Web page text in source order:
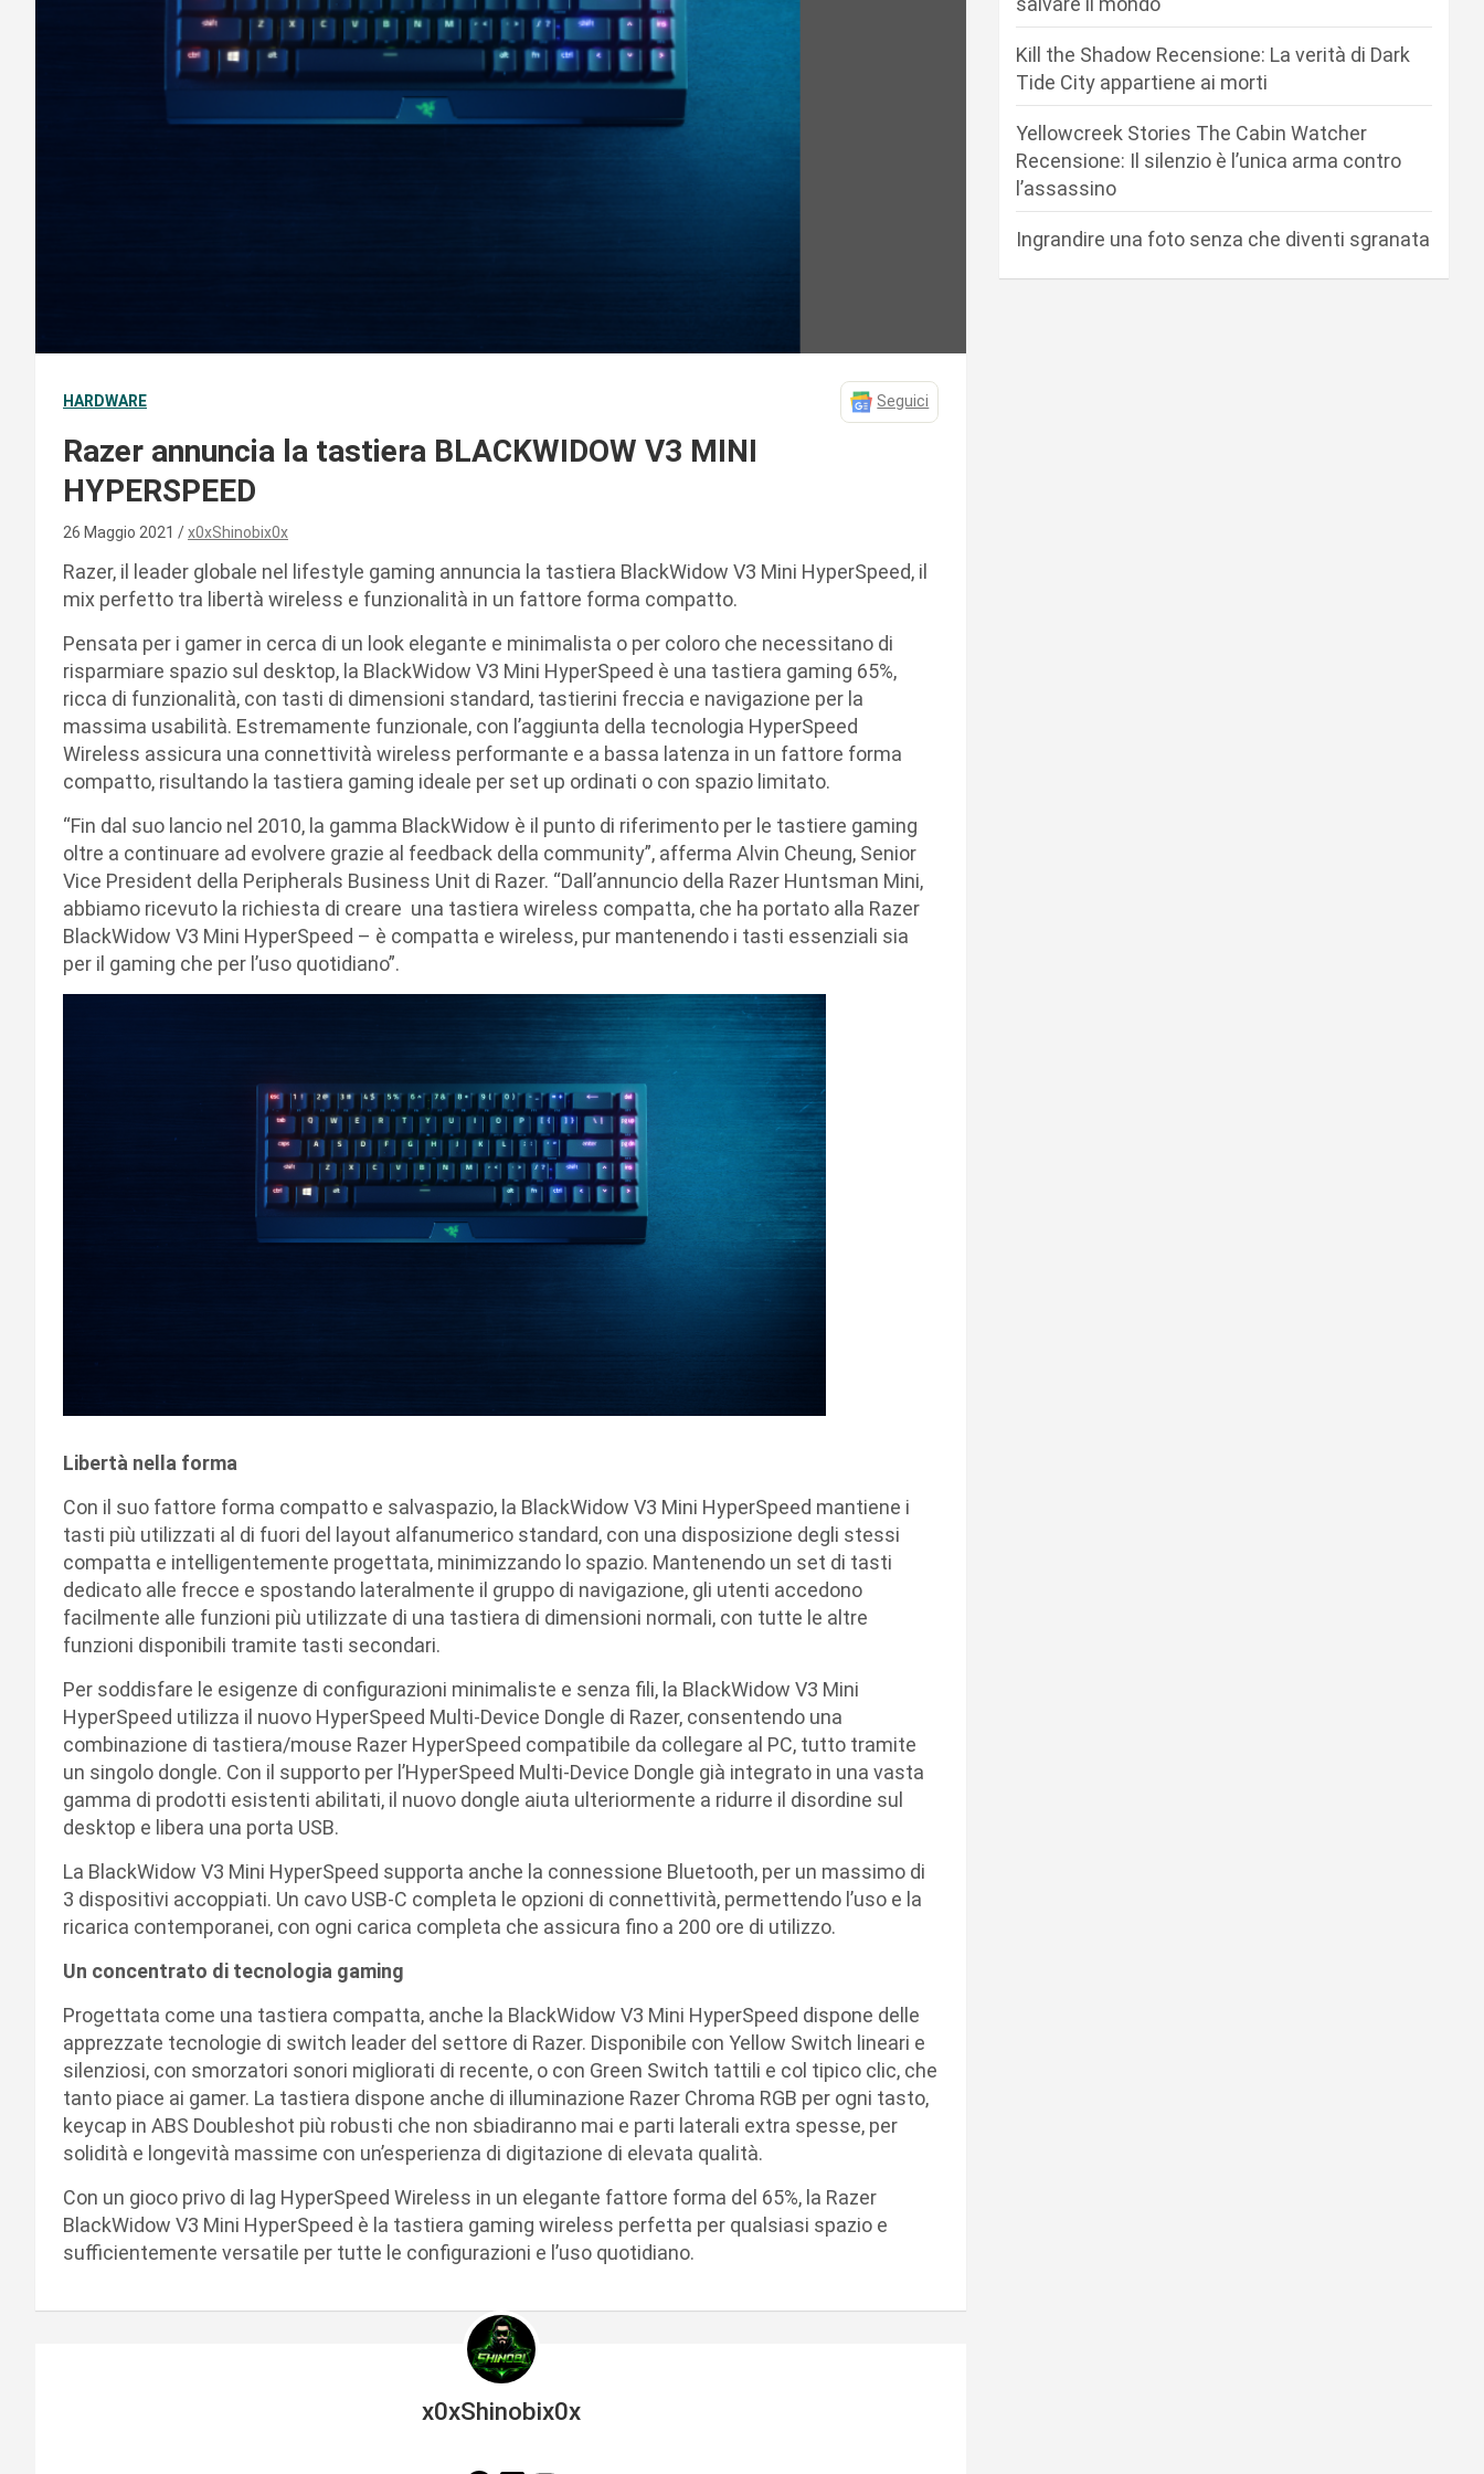
HARDWARE Seguici
Razer annuncia la tastiera BLACKWIDOW V3 MINI
HYPERSPEED
26 Maggio 2021 x0xShinobix0x
Razer, il leader globale nel lifestyle gaming annuncia la tastiera BlackWidow V3 Mini HyperSpeed, il
mix perfetto tra libertà wireless e funzionalità in un fattore forma compatto.
Pensata per i gamer in cerca di un look elegante e minimalista o per coloro che necessitano di
risparmiare spazio sul desktop, la BlackWidow V3 Mini HyperSpeed è una tastiera gaming 65%,
ricca di funzionalità, con tasti di dimensioni standard, tastierini freccia e navigazione per la
massima usabilità. Estremamente funzionale, con l’aggiunta della tecnologia HyperSpeed
Wireless assicura una connettività wireless performante e a bassa latenza in un fattore forma
compatto, risultando la tastiera gaming ideale per set up ordinati o con spazio limitato.
“Fin dal suo lancio nel 2010, la gamma BlackWidow è il punto di riferimento per le tastiere gaming
oltre a continuare ad evolvere grazie al feedback della community”, afferma Alvin Cheung, Senior
Vice President della Peripherals Business Unit di Razer. “Dall’annuncio della Razer Huntsman Mini,
abbiamo ricevuto la richiesta di creare una tastiera wireless compatta, che ha portato alla Razer
BlackWidow V3 Mini HyperSpeed – è compatta e wireless, pur mantenendo i tasti essenziali sia
per il gaming che per l’uso quotidiano”.
Libertà nella forma
Con il suo fattore forma compatto e salvaspazio, la BlackWidow V3 Mini HyperSpeed mantiene i
tasti più utilizzati al di fuori del layout alfanumerico standard, con una disposizione degli stessi
compatta e intelligentemente progettata, minimizzando lo spazio. Mantenendo un set di tasti
dedicato alle frecce e spostando lateralmente il gruppo di navigazione, gli utenti accedono
facilmente alle funzioni più utilizzate di una tastiera di dimensioni normali, con tutte le altre
funzioni disponibili tramite tasti secondari.
Per soddisfare le esigenze di configurazioni minimaliste e senza fili, la BlackWidow V3 Mini
HyperSpeed utilizza il nuovo HyperSpeed Multi-Device Dongle di Razer, consentendo una
combinazione di tastiera/mouse Razer HyperSpeed compatibile da collegare al PC, tutto tramite
un singolo dongle. Con il supporto per l’HyperSpeed Multi-Device Dongle già integrato in una vasta
gamma di prodotti esistenti abilitati, il nuovo dongle aiuta ulteriormente a ridurre il disordine sul
desktop e libera una porta USB.
La BlackWidow V3 Mini HyperSpeed supporta anche la connessione Bluetooth, per un massimo di
3 dispositivi accoppiati. Un cavo USB-C completa le opzioni di connettività, permettendo l’uso e la
ricarica contemporanei, con ogni carica completa che assicura fino a 200 ore di utilizzo.
Un concentrato di tecnologia gaming
Progettata come una tastiera compatta, anche la BlackWidow V3 Mini HyperSpeed dispone delle
apprezzate tecnologie di switch leader del settore di Razer. Disponibile con Yellow Switch lineari e
silenziosi, con smorzatori sonori migliorati di recente, o con Green Switch tattili e col tipico clic, che
tanto piace ai gamer. La tastiera dispone anche di illuminazione Razer Chroma RGB per ogni tasto,
keycap in ABS Doubleshot più robusti che non sbiadiranno mai e parti laterali extra spesse, per
solidità e longevità massime con un’esperienza di digitazione di elevata qualità.
Con un gioco privo di lag HyperSpeed Wireless in un elegante fattore forma del 65%, la Razer
BlackWidow V3 Mini HyperSpeed è la tastiera gaming wireless perfetta per qualsiasi spazio e
sufficientemente versatile per tutte le configurazioni e l’uso quotidiano.
x0xShinobix0x
Kill the Shadow Recensione: La verità di Dark
Tide City appartiene ai morti
Yellowcreek Stories The Cabin Watcher
Recensione: Il silenzio è l’unica arma contro
l’assassino
Ingrandire una foto senza che diventi sgranata